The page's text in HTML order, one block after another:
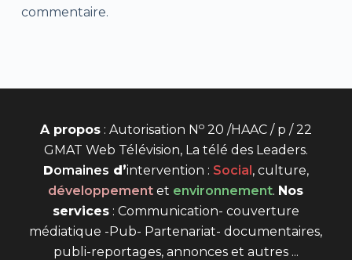
commentaire.
A propos: Autorisation No20 /HAAC / p / 22
GMAT Web Télévision, La télé des Leaders.
Domaines d’intervention : Social, culture,
développement et environnement. Nos
services: Communication- couverture
médiatique -Pub- Partenariat- documentaires,
publi-reportages, annonces et autres ...